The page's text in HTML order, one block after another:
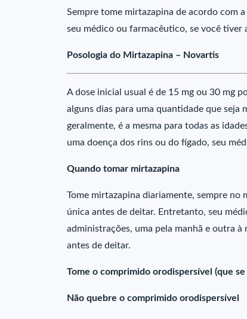
Sempre tome mirtazapina de acordo com
seu médico ou farmacêutico, se você tiver
Posologia do Mirtazapina – Novartis
A dose inicial usual é de 15 mg ou 30 mg
alguns dias para uma quantidade que seja
geralmente, é a mesma para todas as
uma doença dos rins ou do fígado, seu
Quando tomar mirtazapina
Tome mirtazapina diariamente, sempre
única antes de deitar. Entretanto, seu
administrações, uma pela manhã e outra
antes de deitar.
Tome o comprimido orodispersível (que
Não quebre o comprimido orodispersível